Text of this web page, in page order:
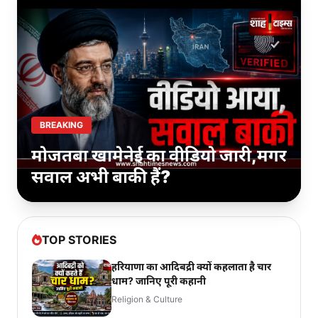
BREAKING
मोजतबा खामेनेई का वीडियो जारी,मगर
सवाल अभी बाकी हैं?
TOP STORIES
हरियाणा का आदिबद्री क्यों कहलाता है चार
धाम? जानिए पूरी कहानी
Religion & Culture